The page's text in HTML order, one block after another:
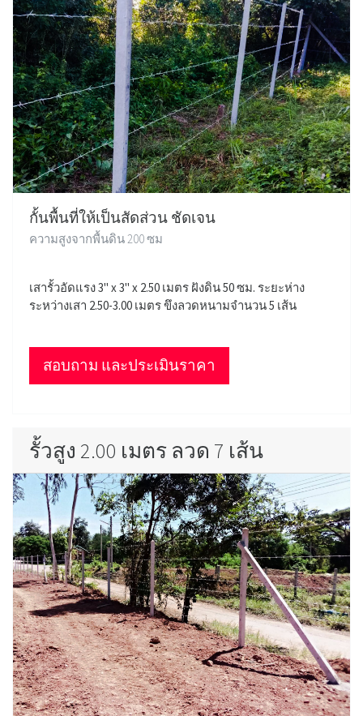
กั้นพื้นที่ให้เป็นสัดส่วน ชัดเจน
ความสูงจากพื้นดิน 200 ซม
เสารั้วอัดแรง 3" x 3" x 2.50 เมตร ฝังดิน 50 ซม. ระยะห่าง
ระหว่างเสา 2.50-3.00 เมตร ขึงลวดหนามจำนวน 5 เส้น
สอบถาม และประเมินราคา
รั้วสูง 2.00 เมตร ลวด 7 เส้น